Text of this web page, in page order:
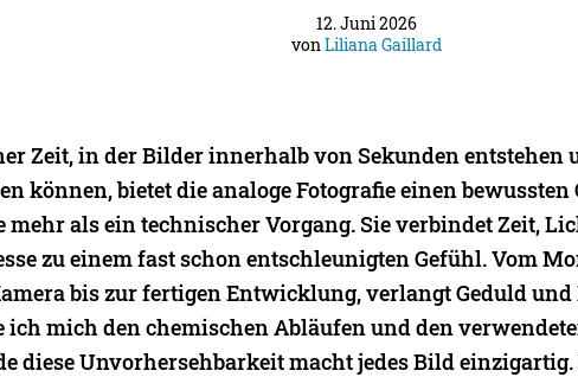
12. Juni 2026
vonLiliana Gaillard
Zeit, in der Bilder innerhalb von Sekunden entstehen
können, bietet die analoge Fotografie einen bewussten
mehr als ein technischer Vorgang. Sie verbindet Zeit,
zu einem fast schon entschleunigten Gefühl. Vom
bis zur fertigen Entwicklung, verlangt Geduld und
ich mich den chemischen Abläufen und den
diese Unvorhersehbarkeit macht jedes Bild